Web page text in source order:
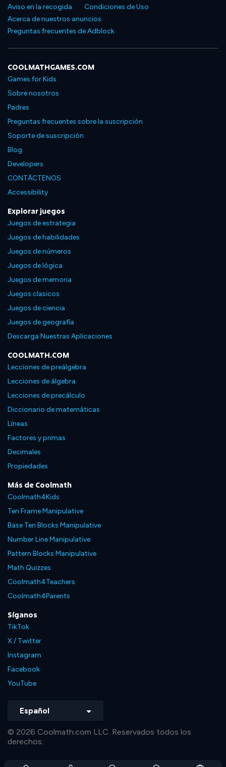
Aviso en la recogida
Condiciones de Uso
Acerca de nuestros anuncios
Preguntas frecuentes de Adblock
COOLMATHGAMES.COM
Games for Kids
Sobre nosotros
Padres
Preguntas frecuentes sobre la suscripción
Soporte de suscripción
Blog
Developers
CONTÁCTENOS
Accessibility
Explorar juegos
Juegos de estrategia
Juegos de habilidades
Juegos de números
Juegos de lógica
Juegos de memoria
Juegos clasicos
Juegos de ciencia
Juegos de geografía
Descarga Nuestras Aplicaciones
COOLMATH.COM
Lecciones de preálgebra
Lecciones de álgebra
Lecciones de precálculo
Diccionario de matemáticas
Líneas
Factores y primas
Decimales
Propiedades
Más de Coolmath
Coolmath4Kids
Ten Frame Manipulative
Base Ten Blocks Manipulative
Number Line Manipulative
Pattern Blocks Manipulative
Math Quizzes
Coolmath4Teachers
Coolmath4Parents
Síganos
TikTok
X / Twitter
Instagram
Facebook
YouTube
Español
© 2026 Coolmath.com LLC. Reservados todos los
derechos.